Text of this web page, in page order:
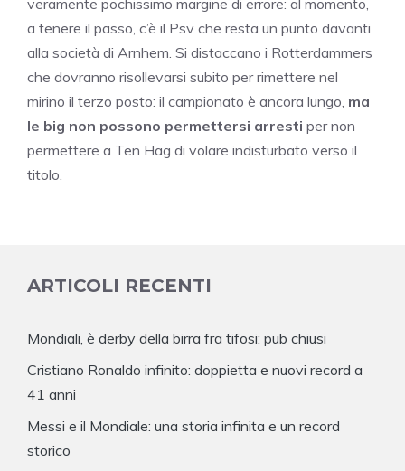
veramente pochissimo margine di errore: al momento,
a tenere il passo, c’è il Psv che resta un punto davanti
alla società di Arnhem. Si distaccano i Rotterdammers
che dovranno risollevarsi subito per rimettere nel
mirino il terzo posto: il campionato è ancora lungo, ma
le big non possono permettersi arresti per non
permettere a Ten Hag di volare indisturbato verso il
titolo.
ARTICOLI RECENTI
Mondiali, è derby della birra fra tifosi: pub chiusi
Cristiano Ronaldo infinito: doppietta e nuovi record a
41 anni
Messi e il Mondiale: una storia infinita e un record
storico